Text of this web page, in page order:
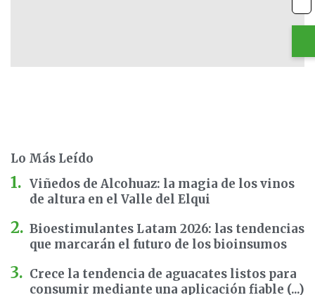
Lo Más Leído
Viñedos de Alcohuaz: la magia de los vinos
de altura en el Valle del Elqui
Bioestimulantes Latam 2026: las tendencias
que marcarán el futuro de los bioinsumos
Crece la tendencia de aguacates listos para
consumir mediante una aplicación fiable (...)